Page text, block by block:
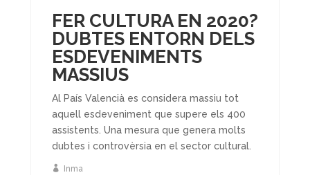
FER CULTURA EN 2020?
DUBTES ENTORN DELS
ESDEVENIMENTS
MASSIUS
Al País Valencià es considera massiu tot
aquell esdeveniment que supere els 400
assistents. Una mesura que genera molts
dubtes i controvèrsia en el sector cultural.
Inma